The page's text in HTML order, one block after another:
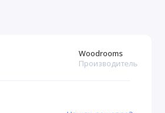
Woodrooms
Производитель